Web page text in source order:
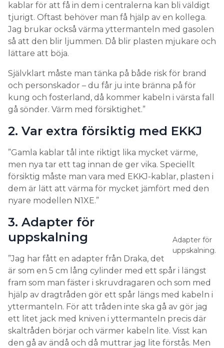
kablar för att få in dem i centralerna kan bli väldigt
tjurigt. Oftast behöver man få hjälp av en kollega.
Jag brukar också värma yttermanteln med gasolen
så att den blir ljummen. Då blir plasten mjukare och
lättare att böja.
Självklart måste man tänka på både risk för brand
och personskador – du får ju inte bränna på för
kung och fosterland, då kommer kabeln i värsta fall
gå sönder. Värm med försiktighet.”
2. Var extra försiktig med EKKJ
”Gamla kablar tål inte riktigt lika mycket värme,
men nya tar ett tag innan de ger vika. Speciellt
försiktig måste man vara med EKKJ-kablar, plasten i
dem är lätt att värma för mycket jämfört med den
nyare modellen N1XE.”
Adapter för
uppskalning.
3. Adapter för
uppskalning
”Jag har fått en adapter från Draka, det
är som en 5 cm lång cylinder med ett spår i längst
fram som man fäster i skruvdragaren och som med
hjälp av dragtråden gör ett spår längs med kabeln i
yttermanteln. För att tråden inte ska gå av gör jag
ett litet jack med kniven i yttermanteln precis där
skaltråden börjar och värmer kabeln lite. Visst kan
den gå av ändå och då muttrar jag lite förstås. Men